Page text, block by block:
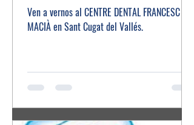
Ven a vernos al CENTRE DENTAL FRANCESC
MACIÀ en Sant Cugat del Vallés.